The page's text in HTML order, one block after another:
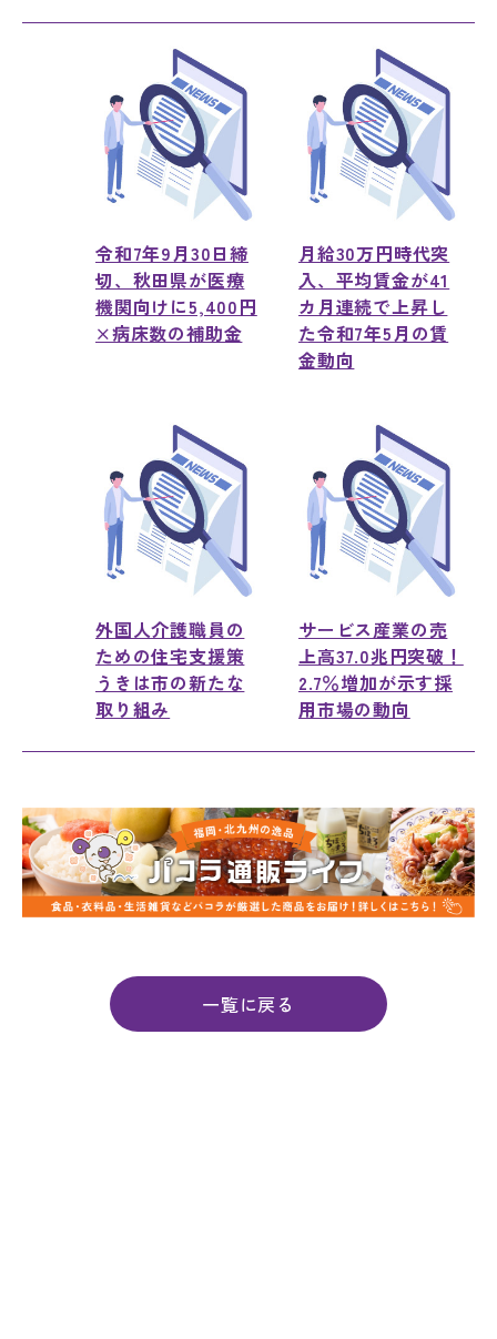
令和7年9月30日締
切、秋田県が医療
機関向けに5,400円
×病床数の補助金
月給30万円時代突
入、平均賃金が41
カ月連続で上昇し
た令和7年5月の賃
金動向
外国人介護職員の
ための住宅支援策
うきは市の新たな
取り組み
サービス産業の売
上高37.0兆円突破！
2.7％増加が示す採
用市場の動向
一覧に戻る